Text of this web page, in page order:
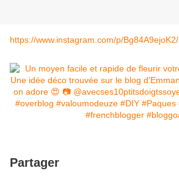
https://www.instagram.com/p/Bg84A9ejoK2/
Partager